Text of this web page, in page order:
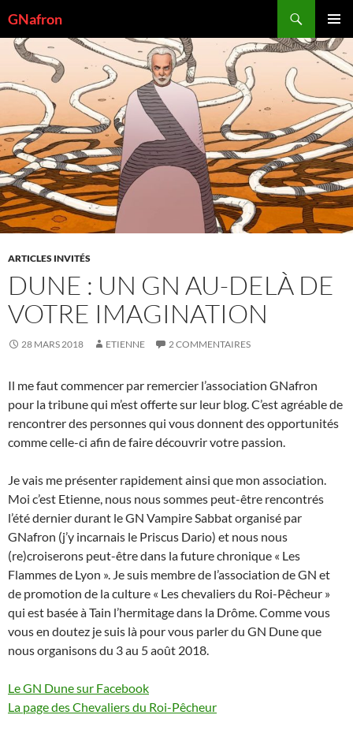
au
contenu
GNafron
MENU
ARTICLES INVITÉS
DUNE : UN GN AU-DELÀ DE
VOTRE IMAGINATION
28 MARS 2018 ETIENNE 2 COMMENTAIRES
Il me faut commencer par remercier l’association GNafron
pour la tribune qui m’est offerte sur leur blog. C’est agréable de
rencontrer des personnes qui vous donnent des opportunités
comme celle-ci afin de faire découvrir votre passion.
Je vais me présenter rapidement ainsi que mon association.
Moi c’est Etienne, nous nous sommes peut-être rencontrés
l’été dernier durant le GN Vampire Sabbat organisé par
GNafron (j’y incarnais le Priscus Dario) et nous nous
(re)croiserons peut-être dans la future chronique « Les
Flammes de Lyon ». Je suis membre de l’association de GN et
de promotion de la culture « Les chevaliers du Roi-Pêcheur »
qui est basée à Tain l’hermitage dans la Drôme. Comme vous
vous en doutez je suis là pour vous parler du GN Dune que
nous organisons du 3 au 5 août 2018.
Le GN Dune sur Facebook
La page des Chevaliers du Roi-Pêcheur